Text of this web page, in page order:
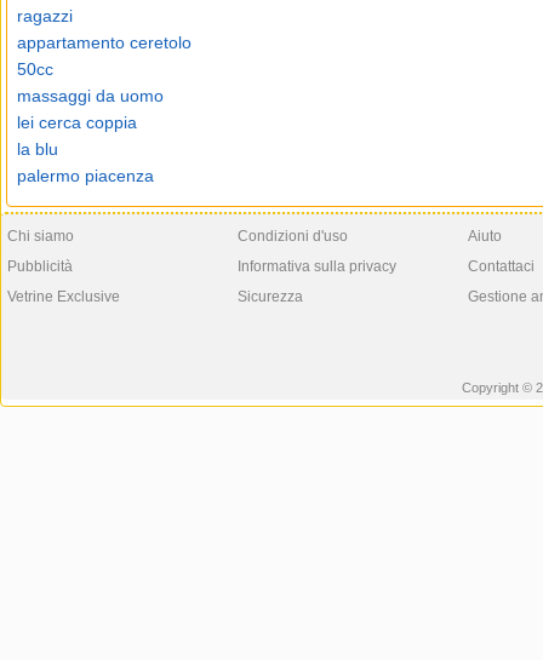
ragazzi
appartamento ceretolo
50cc
massaggi da uomo
lei cerca coppia
la blu
palermo piacenza
Chi siamo
Pubblicità
Vetrine Exclusive
Condizioni d'uso
Informativa sulla privacy
Sicurezza
Aiuto
Contattaci
Gestione
Copyright ©